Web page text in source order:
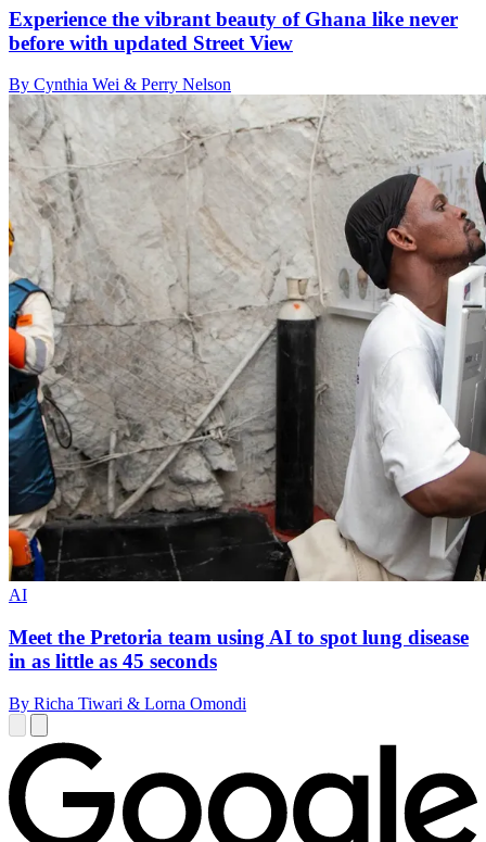
Experience the vibrant beauty of Ghana like never
before with updated Street View
By Cynthia Wei & Perry Nelson
AI
Meet the Pretoria team using AI to spot lung disease
in as little as 45 seconds
By Richa Tiwari & Lorna Omondi